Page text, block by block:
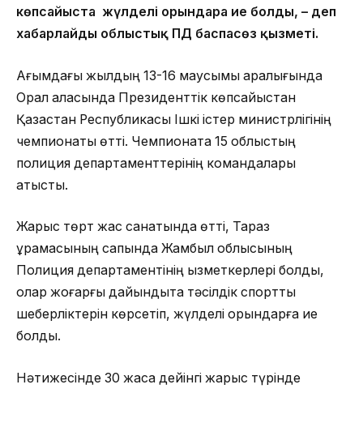
көпсайыста жүлделі орындарға ие болды, – деп
хабарлайды облыстық ПД баспасөз қызметі.
Ағымдағы жылдың 13-16 маусымы аралығында
Орал қаласында Президенттік көпсайыстан
Қазақстан Республикасы Ішкі істер министрлігінің
чемпионаты өтті. Чемпионатқа 15 облыстың
полиция департаменттерінің командалары
қатысты.
Жарыс төрт жас санатында өтті, Тараз
құрамасының сапында Жамбыл облысының
Полиция департаментінің қызметкерлері болды,
олар жоғарғы дайындықта тәсілдік спорттық
шеберліктерін көрсетіп, жүлделі орындарға ие
болды.
Нәтижесінде 30 жасқа дейінгі жарыс түрінде